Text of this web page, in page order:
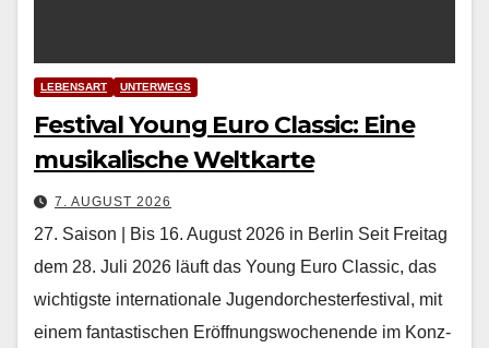
LEBENSART UNTERWEGS
Festival Young Euro Classic: Eine
musikalische Weltkarte
7. AUGUST 2026
27. Saison | Bis 16. August 2026 in Berlin Seit Fre­itag
dem 28. Juli 2026 läuft das Young Euro Clas­sic, das
wichtig­ste inter­na­tionale Ju­gendorchesterfestival, mit
einem fan­tastis­chen Eröff­nungswoch­enende im Konz­